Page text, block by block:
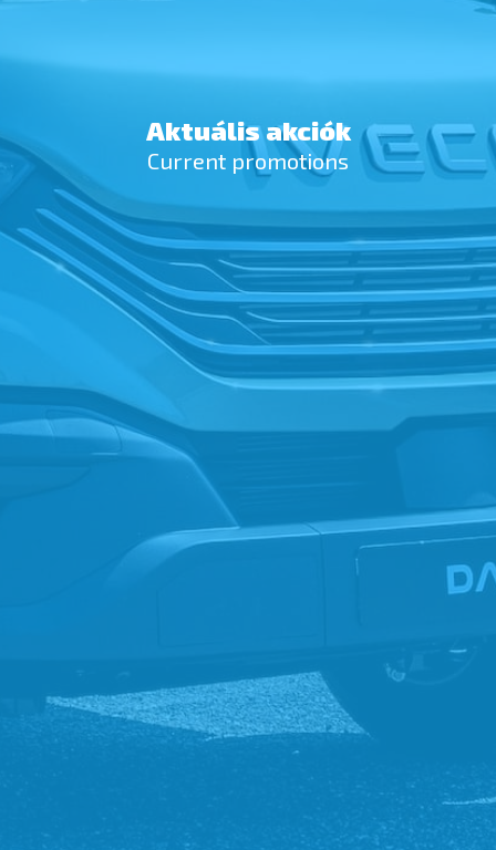
Aktuális akciók
Current promotions